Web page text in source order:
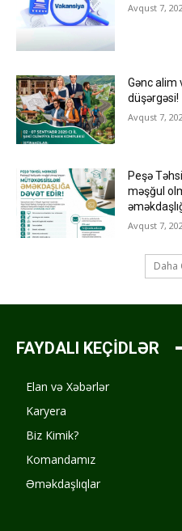
Avqust 7,
Gənc alim
düşərgəsi!
Avqust 7,
Peşə
məşğul
Avqust 7,
Daha
FAYDALI KEÇİDLƏR
Elan və Xəbərlər
Karyera
Biz Kimik?
Komandamız
Əməkdaşlıqlar